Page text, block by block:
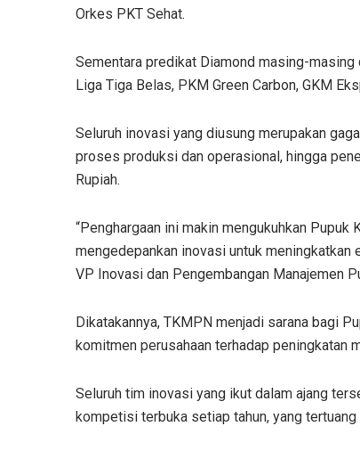
Orkes PKT Sehat.
Sementara predikat Diamond masing-
Liga Tiga Belas, PKM Green Carbon, GKM
Seluruh inovasi yang diusung merupakan
proses produksi dan operasional, hingga
Rupiah.
“Penghargaan ini makin mengukuhkan
mengedepankan inovasi untuk
VP Inovasi dan Pengembangan Manajemen
Dikatakannya, TKMPN menjadi sarana bagi
komitmen perusahaan terhadap peningkatan
Seluruh tim inovasi yang ikut dalam ajang
kompetisi terbuka setiap tahun, yang